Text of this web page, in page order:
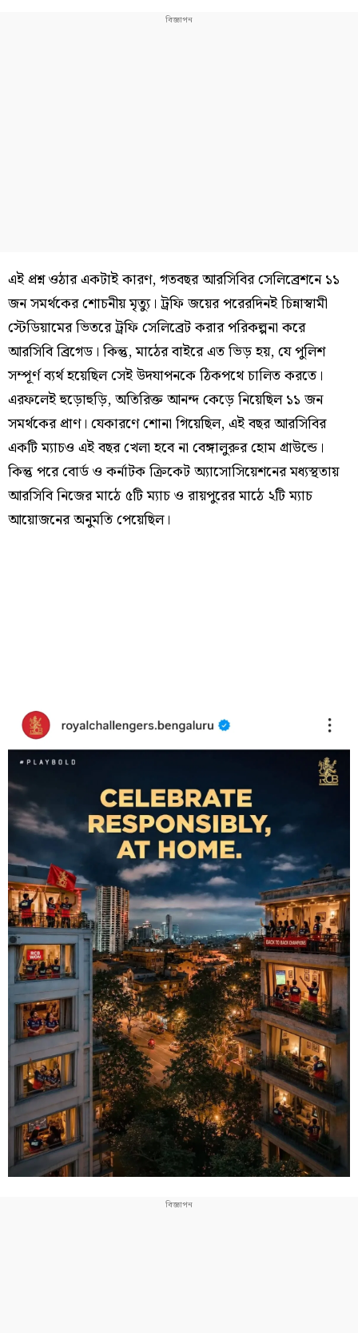
এই প্রশ্ন ওঠার একটাই কারণ, গতবছর আরসিবির সেলিব্রেশনে ১১
জন সমর্থকের শোচনীয় মৃত্যু। ট্রফি জয়ের পরেরদিনই চিন্নাস্বামী
স্টেডিয়ামের ভিতরে ট্রফি সেলিব্রেট করার পরিকল্পনা করে
আরসিবি ব্রিগেড। কিন্তু, মাঠের বাইরে এত ভিড় হয়, যে পুলিশ
সম্পূর্ণ ব্যর্থ হয়েছিল সেই উদযাপনকে ঠিকপথে চালিত করতে।
এরফলেই হুড়োহুড়ি, অতিরিক্ত আনন্দ কেড়ে নিয়েছিল ১১ জন
সমর্থকের প্রাণ। যেকারণে শোনা গিয়েছিল, এই বছর আরসিবির
একটি ম্যাচও এই বছর খেলা হবে না বেঙ্গালুরুর হোম গ্রাউন্ডে।
কিন্তু পরে বোর্ড ও কর্নাটক ক্রিকেট অ্যাসোসিয়েশনের মধ্যস্থতায়
আরসিবি নিজের মাঠে ৫টি ম্যাচ ও রায়পুরের মাঠে ২টি ম্যাচ
আয়োজনের অনুমতি পেয়েছিল।